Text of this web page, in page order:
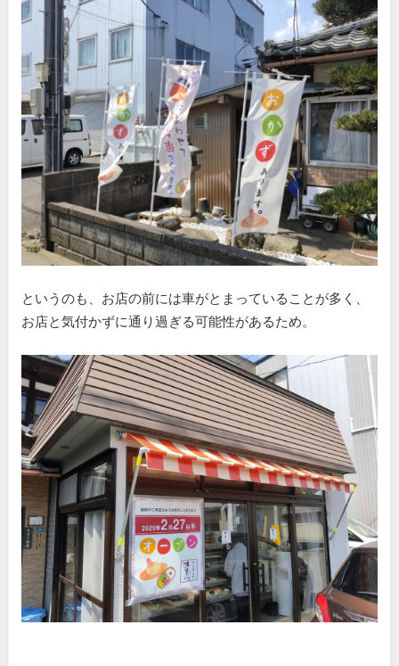
というのも、お店の前には車がとまっていることが多く、
お店と気付かずに通り過ぎる可能性があるため。